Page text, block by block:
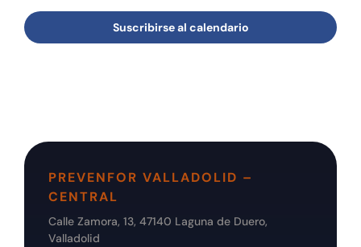
Suscribirse al calendario
PREVENFOR VALLADOLID –
CENTRAL
Calle Zamora, 13, 47140 Laguna de Duero,
Valladolid